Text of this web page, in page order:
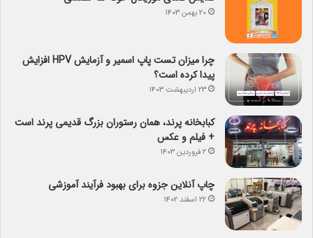
۲۰ بهمن ۱۴۰۳
چرا میزان تست پاپ اسمیر و آزمایش HPV افزایش
پیدا کرده است؟
۲۳ اردیبهشت ۱۴۰۳
کبابخانه پرند، همان رستوران بزرگ قدیمی پرند است
+ فیلم و عکس
۲ فروردین ۱۴۰۳
چاپ آنلاین جزوه برای بهبود فرآیند آموزشی
۲۲ اسفند ۱۴۰۲